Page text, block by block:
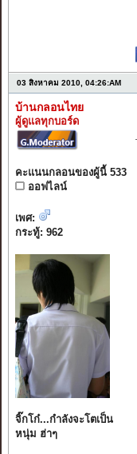
03 สิงหาคม 2010, 04:26:AM
บ้านกลอนไทย
ผู้ดูแลทุกบอร์ด
คะแนนกลอนของผู้นี้ 533
ออฟไลน์
เพศ:
กระทู้: 962
จิ๊กโก๋...กำลังจะโตเป็น
หนุ่ม ฮ่าๆ